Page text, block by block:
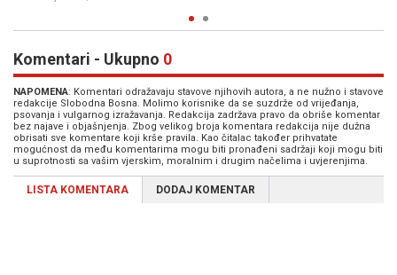
Komentari - Ukupno 0
NAPOMENA: Komentari odražavaju stavove njihovih autora, a ne nužno i stavove
redakcije Slobodna Bosna. Molimo korisnike da se suzdrže od vrijeđanja,
psovanja i vulgarnog izražavanja. Redakcija zadržava pravo da obriše komentar
bez najave i objašnjenja. Zbog velikog broja komentara redakcija nije dužna
obrisati sve komentare koji krše pravila. Kao čitalac također prihvatate
mogućnost da među komentarima mogu biti pronađeni sadržaji koji mogu biti
u suprotnosti sa vašim vjerskim, moralnim i drugim načelima i uvjerenjima.
LISTA KOMENTARA DODAJ KOMENTAR